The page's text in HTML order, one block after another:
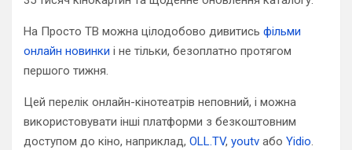
На Просто ТВ можна цілодобово дивитись фільми
онлайн новинки і не тільки, безоплатно протягом
першого тижня.
Цей перелік онлайн-кінотеатрів неповний, і можна
використовувати інші платформи з безкоштовним
доступом до кіно, наприклад, OLL.TV, youtv або Yidio.